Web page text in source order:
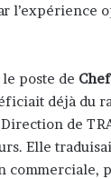
l’expérience
poste de
déjà du
de
Elle
commerciale,